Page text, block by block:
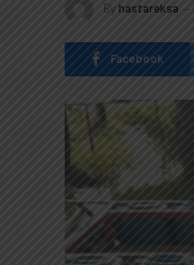
By hastareksa
Facebook